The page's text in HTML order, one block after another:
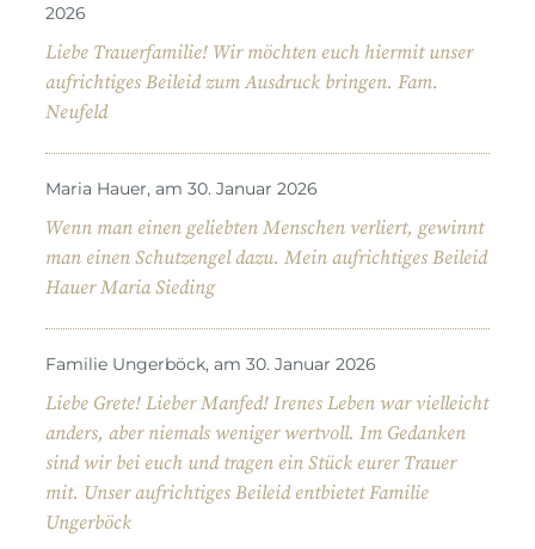
2026
Liebe Trauerfamilie! Wir möchten euch hiermit unser
aufrichtiges Beileid zum Ausdruck bringen. Fam.
Neufeld
Maria Hauer, am 30. Januar 2026
Wenn man einen geliebten Menschen verliert, gewinnt
man einen Schutzengel dazu. Mein aufrichtiges Beileid
Hauer Maria Sieding
Familie Ungerböck, am 30. Januar 2026
Liebe Grete! Lieber Manfed! Irenes Leben war vielleicht
anders, aber niemals weniger wertvoll. Im Gedanken
sind wir bei euch und tragen ein Stück eurer Trauer
mit. Unser aufrichtiges Beileid entbietet Familie
Ungerböck